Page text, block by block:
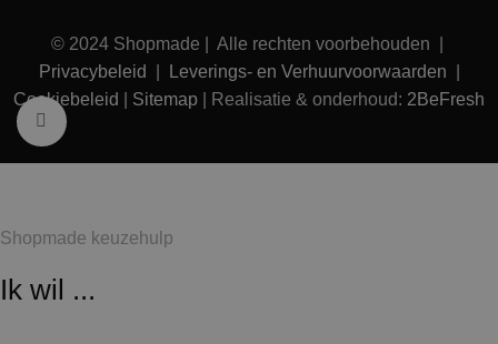
Klik voor vergroting
© 2024 Shopmade | Alle rechten voorbehouden |
Privacybeleid
Leverings- en Verhuurvoorwaarden
Cookiebeleid
Sitemap | Realisatie & onderhoud: 2BeFresh
Shopmade keuzehulp
Ik wil ...